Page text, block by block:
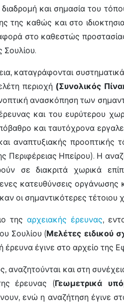
διαδρομή και σημασία του
της καθώς και στο
στο καθεστώς
Σουλίου.
καταγράφονται
περιοχή (Συνολικός
ανασκόπηση των
και του ευρύτερου
και ταυτόχρονα
αναπτυξιακής
Περιφέρειας Ηπείρου). Η
σε διακριτά χωρικά
κατευθύνσεις οργάνωσης
οι σημαντικότερες
τηςαρχειακής έρευνας,
Σουλίου (Μελέτες ειδικού
έρευνα έγινε στο αρχείο της
αναζητούνται και στη
έρευνας (Γεωμετρικά
ενώ η αναζήτηση έγινε